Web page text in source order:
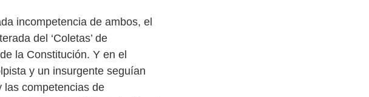
incompetencia de ambos, el
del ‘Coletas’ de
la Constitución. Y en el
y un insurgente seguían
las competencias de